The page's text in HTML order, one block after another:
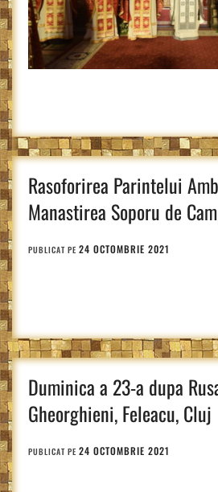
Rasoforirea Parintelui
Manastirea Soporu de
PUBLICAT PE 24 OCTOMBRIE 2021
Duminica a 23-a dupa
Gheorghieni, Feleacu, Cluj
PUBLICAT PE 24 OCTOMBRIE 2021